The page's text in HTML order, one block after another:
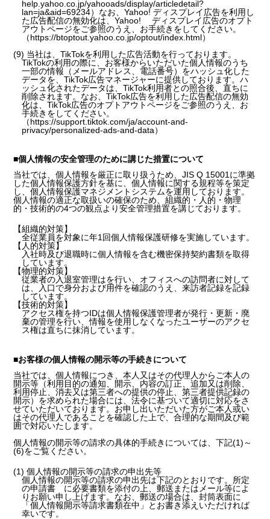
help.yahoo.co.jp/yahooads/display/articledetail?
lan=ja&aid=69234）なお、Yahoo! ディスプレイ広告を利用し
た広告配信の無効化は、Yahoo! ディスプレイ広告のオプト
アウトページをご参照のうえ、お手続きをしてください。
（https://btoptout.yahoo.co.jp/optout/index.html）
(9) 当社は、TikTokを利用した広告活動を行っております。
TikTokの利用の際に、お客様からいただいた個人情報のうち
一部の情報（メールアドレス、電話番号）をハッシュ化した
データを、TikTok広告マネージャーに提供しております。ハ
ッシュ化されたデータは、TikTok利用者との照合後、直ちに
削除されます。なお、TikTok広告を利用した広告配信の無効
化は、TikTok広告のオプトアウトページをご参照のうえ、お
手続きをしてください。
（https://support.tiktok.com/ja/account-and-
privacy/personalized-ads-and-data）
■個人情報の安全管理のために講じた措置について
当社では、個人情報を厳正に取り扱うため、JIS Q 15001に準拠
した個人情報保護方針を基に、個人情報に関する規程等を策定
し、個人情報保護マネジメントシステムを運用しております。
個人情報の適正な取扱いの確保のため、組織的・人的・物理
的・技術的の4つの観点より安全管理措置を講じております。
【組織的対策】
全従業員を対象に年1回個人情報保護研修を実施しています。
【人的対策】
入社時及び退職時に個人情報を含む機密保持契約書類を取得
しています。
【物理的対策】
従業者の入退室管理はを行い、オフィスへの訪問者に対して
は、入口で身分および用件を確認のうえ、来訪者記録を記録
しています。
【技術的対策】
アクセス権を持つIDは個人情報保護管理者が発行・更新・廃
棄の管理を行い、情報を使用しなくなったユーザーのアクセ
ス権は直ちに抹消しています。
■お客様の個人情報の開示等の手続きについて
当社では、個人情報につき、本人又はその代理人からご本人の
開示等（利用目的の通知、開示、内容の訂正、追加又は削除、
利用停止、消去又は第三者への提供の停止、第三者提供記録の
開示）を求められた場合には、法令に基づいて適切に対応をさ
せていただいております。お申し出いただいた方がご本人或い
はその代理人であることを確認した上で、合理的な期間及び範
囲で対応いたします。
個人情報の開示等の請求の具体的手続きについては、下記(1)～
(6)をご覧ください。
(1) 個人情報の開示等の請求の申出先等
個人情報の開示等の請求の申出先は下記のとおりです。所定
の申請書 に必要書類を添付の上、郵送またはメール等によ
りお願い申し上げます。なお、郵送の場合は、封筒表面に
「個人情報開示等請求書類在中」とお書き添えいただければ
幸いです。